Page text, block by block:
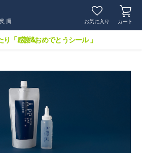
お気に入り カート
「感謝&おめでとうシール 」